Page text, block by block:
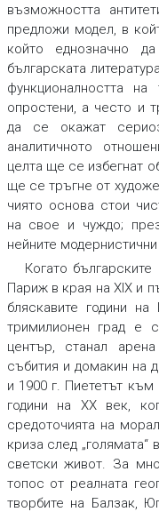
възможността
предложи модел, в
който еднозначно
българската
функционалността
опростени, а често и
да се окажат
аналитичното
целта ще се избегнат
ще се тръгне от
чиято основа стои
на свое и чуждо;
нейните
Когато
Париж в края на XIX и
бляскавите години
тримилионен град е
център, станал
събития и домакин на
и 1900 г. Пиететът към
години на ХХ век,
средоточията на
криза след „голямата“
светски живот. За
топос от реалната
творбите на Балзак,